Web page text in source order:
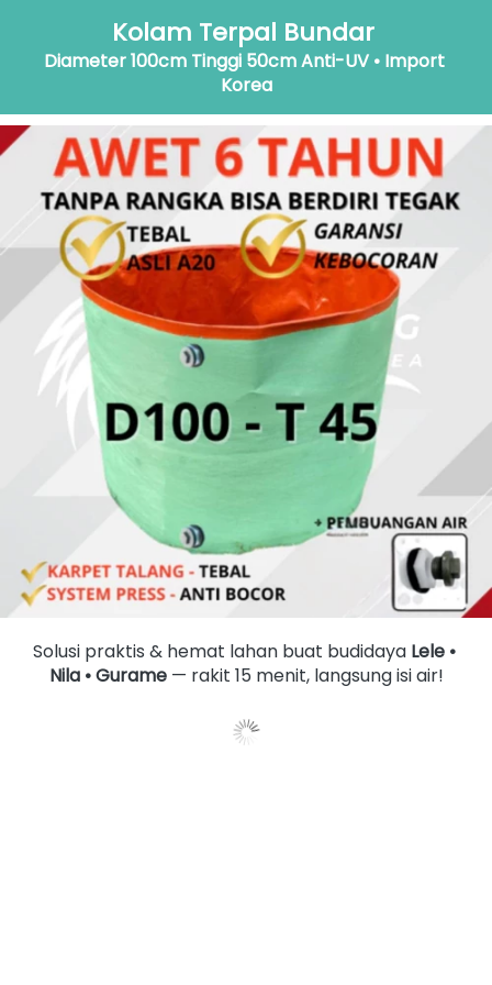
Kolam Terpal Bundar
Diameter 100cm Tinggi 50cm Anti-UV • Import
Korea
Solusi praktis & hemat lahan buat budidaya Lele •
Nila • Gurame — rakit 15 menit, langsung isi air!